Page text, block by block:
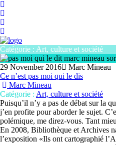
Catégorie : Art, culture et société
29 November 2016
Marc Mineau
Ce n’est pas moi qui le dis
Marc Mineau
Catégorie : Art, culture et société
Puisqu’il n’y a pas de débat sur la
j’en profite pour aborder le sujet.
polémique, me direz-vous. Tant
En 2008, Bibliothèque et Archives
l’exposition «Ils ont cartographié